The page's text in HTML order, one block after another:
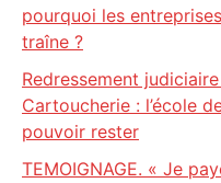
pourquoi les
traîne ?
Redressement
Cartoucherie : l’école
pouvoir rester
TEMOIGNAGE. « Je